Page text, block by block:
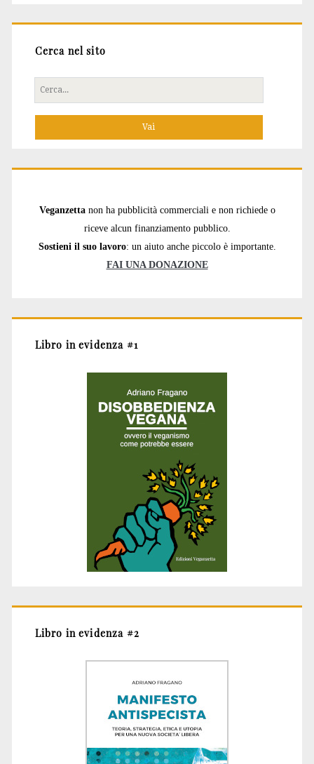
Cerca nel sito
Cerca
per:
Veganzetta non ha pubblicità commerciali e non richiede o
riceve alcun finanziamento pubblico.
Sostieni il suo lavoro: un aiuto anche piccolo è importante.
FAI UNA DONAZIONE
Libro in evidenza #1
Libro in evidenza #2